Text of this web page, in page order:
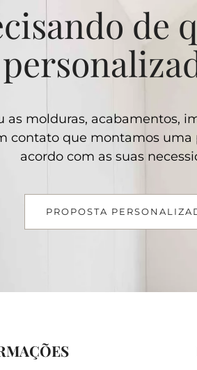
de
as molduras, acabamentos,
contato que montamos uma
acordo com as suas
PROPOSTA